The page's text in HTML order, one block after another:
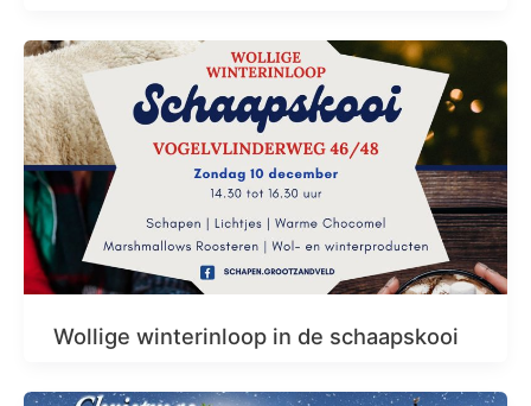
Wollige winterinloop in de schaapskooi